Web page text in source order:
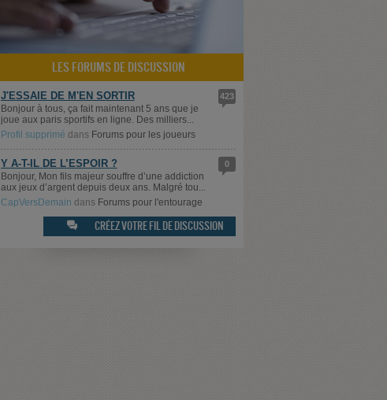
LES FORUMS DE DISCUSSION
423
J'ESSAIE DE M'EN SORTIR
Bonjour à tous, ça fait maintenant 5 ans que je
joue aux paris sportifs en ligne. Des milliers...
Profil supprimé dans Forums pour les joueurs
0
Y A-T-IL DE L’ESPOIR ?
Bonjour, Mon fils majeur souffre d’une addiction
aux jeux d’argent depuis deux ans. Malgré tou...
CapVersDemain dans Forums pour l'entourage
 CRÉEZ VOTRE FIL DE DISCUSSION